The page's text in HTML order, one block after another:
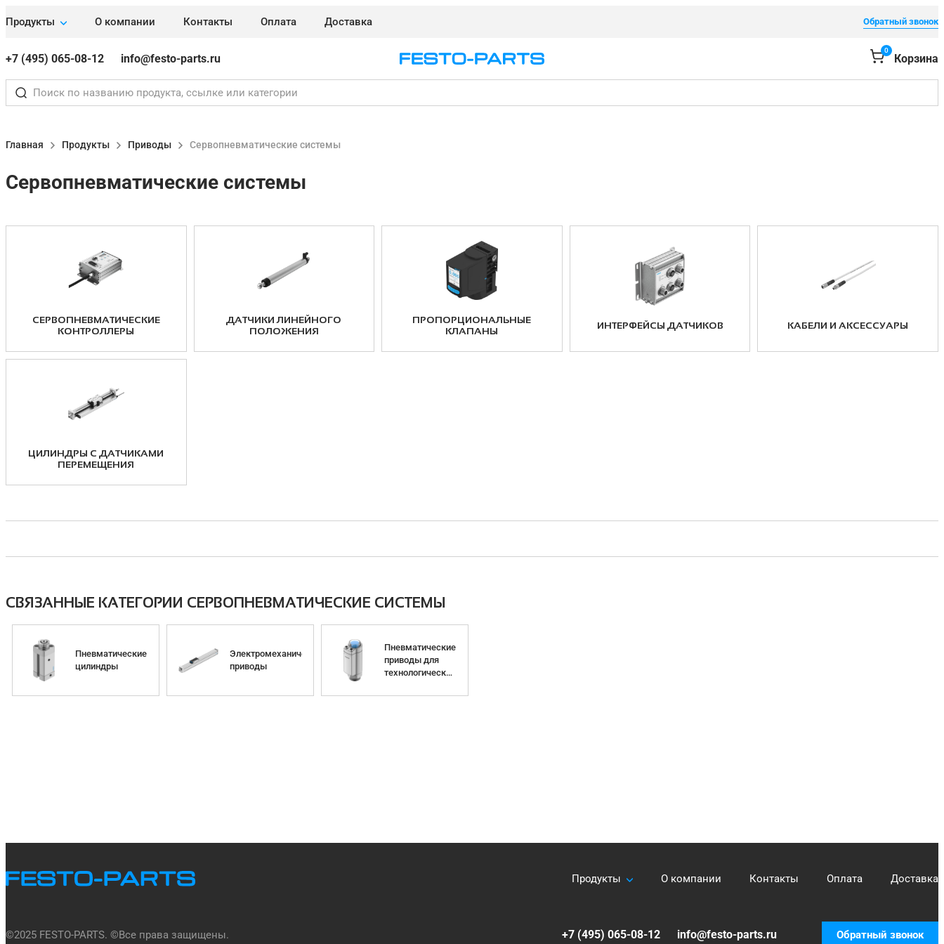
Продукты О компании Контакты Оплата Доставка Обратный звонок
+7 (495) 065-08-12 info@festo-parts.ru
0
Корзина
Главная Продукты Приводы Сервопневматические системы
Сервопневматические системы
СЕРВОПНЕВМАТИЧЕСКИЕ
КОНТРОЛЛЕРЫ
ДАТЧИКИ ЛИНЕЙНОГО
ПОЛОЖЕНИЯ
ПРОПОРЦИОНАЛЬНЫЕ
КЛАПАНЫ
ИНТЕРФЕЙСЫ ДАТЧИКОВ КАБЕЛИ И АКСЕССУАРЫ
ЦИЛИНДРЫ С ДАТЧИКАМИ
ПЕРЕМЕЩЕНИЯ
СВЯЗАННЫЕ КАТЕГОРИИ СЕРВОПНЕВМАТИЧЕСКИЕ СИСТЕМЫ
Пневматические
цилиндры
Электромеханические
приводы
Пневматические
приводы для
технологических
Продукты О компании Контакты Оплата Доставка
©2025 FESTO-PARTS. ©Все права защищены. +7 (495) 065-08-12 info@festo-parts.ru Обратный звонок